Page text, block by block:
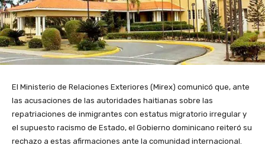
El Ministerio de Relaciones Exteriores (Mirex) comunicó que, ante
las acusaciones de las autoridades haitianas sobre las
repatriaciones de inmigrantes con estatus migratorio irregular y
el supuesto racismo de Estado, el Gobierno dominicano reiteró su
rechazo a estas afirmaciones ante la comunidad internacional.